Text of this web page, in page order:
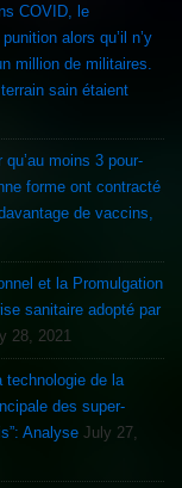
COVID, le
alors qu’il n’y
million de militaires.
sain étaient
moins 3 pour-
forme ont contracté
de vaccins,
et la Promulgation
sanitaire adopté par
28, 2021
technologie de la
des super-
Analyse July 27,